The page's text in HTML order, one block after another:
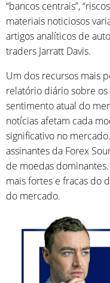
“bancos centrais”,
materiais noticiosos
artigos analíticos de
traders Jarratt Davis.
Um dos recursos mais
relatório diário sobre
sentimento atual do
notícias afetam cada
significativo no
assinantes da Forex
de moedas
mais fortes e fracas do
do mercado.